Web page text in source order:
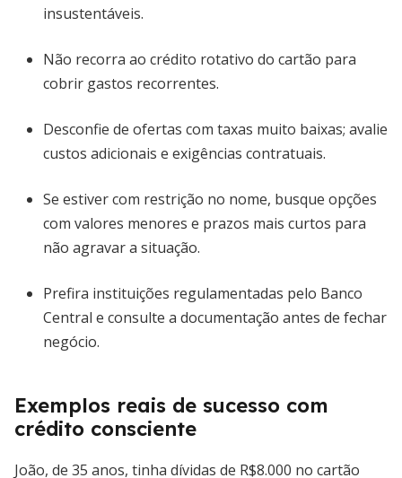
insustentáveis.
Não recorra ao crédito rotativo do cartão para
cobrir gastos recorrentes.
Desconfie de ofertas com taxas muito baixas; avalie
custos adicionais e exigências contratuais.
Se estiver com restrição no nome, busque opções
com valores menores e prazos mais curtos para
não agravar a situação.
Prefira instituições regulamentadas pelo Banco
Central e consulte a documentação antes de fechar
negócio.
Exemplos reais de sucesso com
crédito consciente
João, de 35 anos, tinha dívidas de R$8.000 no cartão